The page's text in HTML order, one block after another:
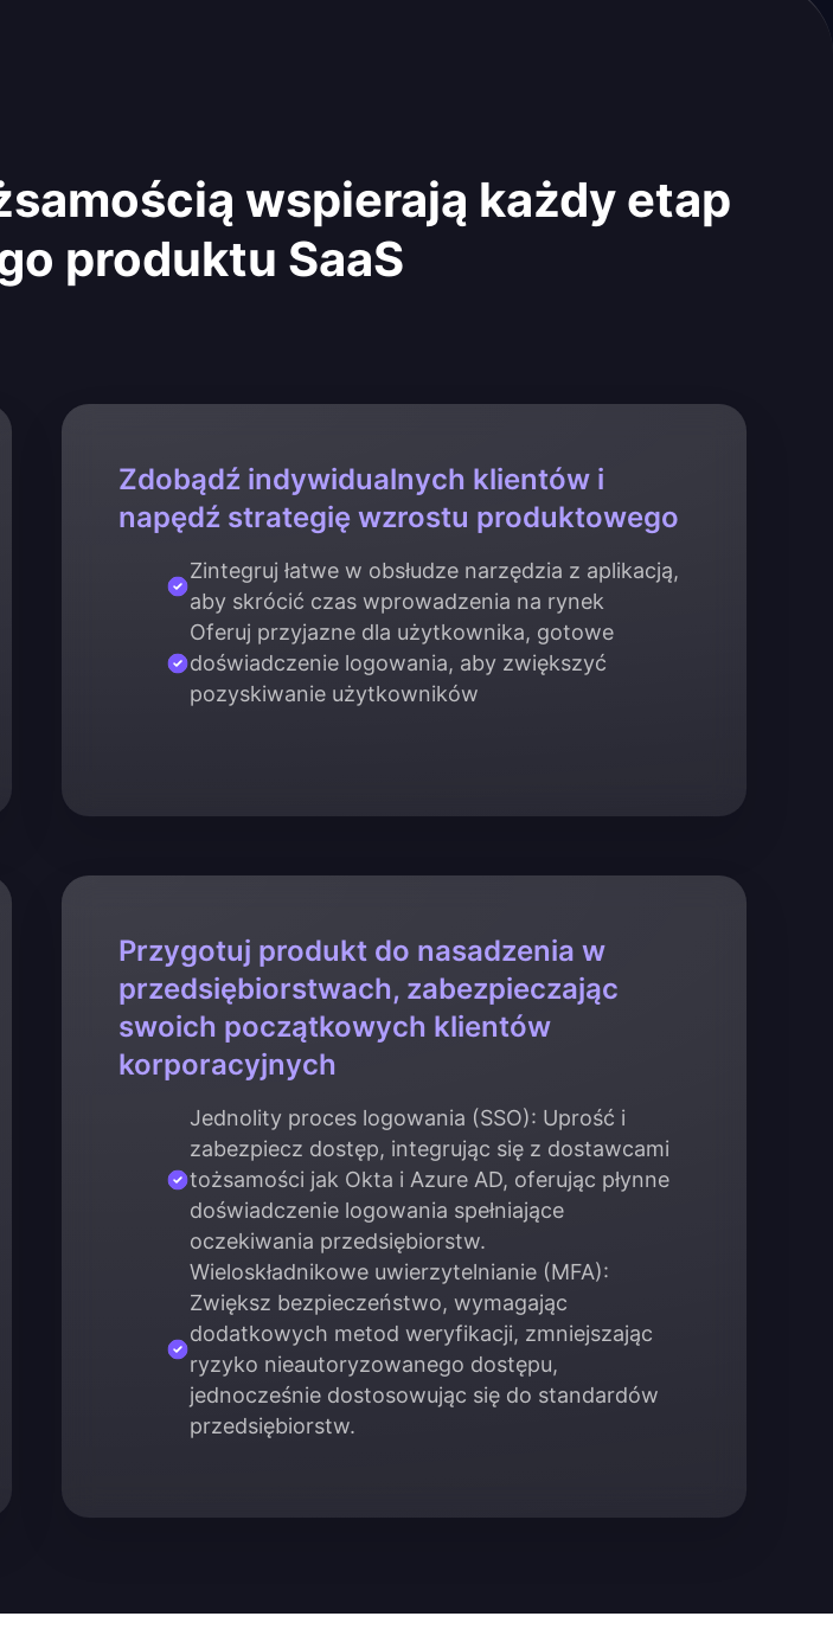
wspierają każdy etap
produktu SaaS
Zdobądź indywidualnych klientów i
napędź strategię wzrostu produktowego
Zintegruj łatwe w obsłudze narzędzia z aplikacją,
aby skrócić czas wprowadzenia na rynek
Oferuj przyjazne dla użytkownika, gotowe
doświadczenie logowania, aby zwiększyć
pozyskiwanie użytkowników
Przygotuj produkt do nasadzenia w
przedsiębiorstwach, zabezpieczając
swoich początkowych klientów
korporacyjnych
Jednolity proces logowania (SSO): Uprość i
zabezpiecz dostęp, integrując się z dostawcami
tożsamości jak Okta i Azure AD, oferując płynne
doświadczenie logowania spełniające
oczekiwania przedsiębiorstw.
Wieloskładnikowe uwierzytelnianie (MFA):
Zwiększ bezpieczeństwo, wymagając
dodatkowych metod weryfikacji, zmniejszając
ryzyko nieautoryzowanego dostępu,
jednocześnie dostosowując się do standardów
przedsiębiorstw.